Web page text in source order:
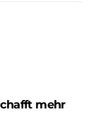
mehr